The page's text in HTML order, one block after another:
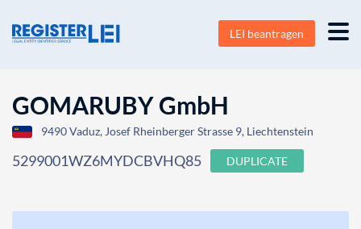
LEI beantragen
GOMARUBY GmbH
9490 Vaduz, Josef Rheinberger Strasse 9, Liechtenstein
5299001WZ6MYDCBVHQ85 DUPLICATE